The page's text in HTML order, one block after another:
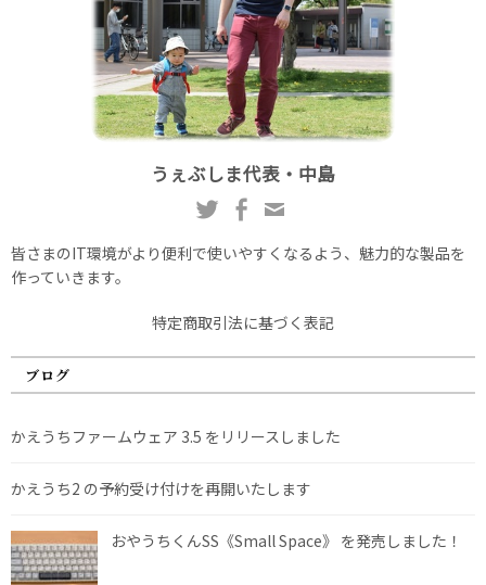
うぇぶしま代表・中島
皆さまのIT環境がより便利で使いやすくなるよう、魅力的な製品を
作っていきます。
特定商取引法に基づく表記
ブログ
かえうちファームウェア 3.5 をリリースしました
かえうち2 の予約受け付けを再開いたします
おやうちくんSS《Small Space》 を発売しました！